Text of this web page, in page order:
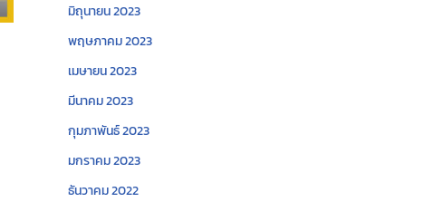
มิถุนายน 2023
พฤษภาคม 2023
เมษายน 2023
มีนาคม 2023
กุมภาพันธ์ 2023
มกราคม 2023
ธันวาคม 2022